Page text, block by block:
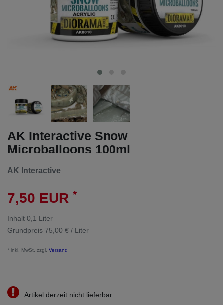
AK Interactive Snow
Microballoons 100ml
AK Interactive
7,50 EUR *
Inhalt 0,1 Liter
Grundpreis 75,00 € / Liter
* inkl. MwSt. zzgl. Versand
Artikel derzeit nicht lieferbar